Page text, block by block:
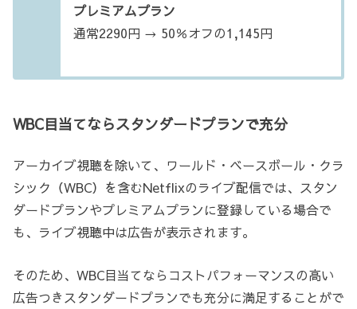
プレミアムプラン
通常2290円 → 50％オフの1,145円
WBC目当てならスタンダードプランで充分
アーカイブ視聴を除いて、ワールド・ベースボール・クラ
シック（WBC）を含むNetflixのライブ配信では、スタン
ダードプランやプレミアムプランに登録している場合で
も、ライブ視聴中は広告が表示されます。
そのため、WBC目当てならコストパフォーマンスの高い
広告つきスタンダードプランでも充分に満足することがで